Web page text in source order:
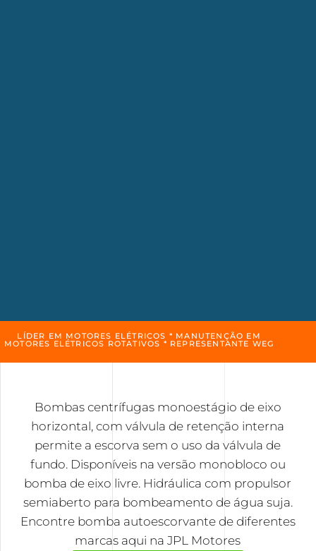
LÍDER EM MOTORES ELÉTRICOS * MANUTENÇÃO EM
MOTORES ELÉTRICOS ROTATIVOS * REPRESENTANTE WEG
Bombas centrífugas monoestágio de eixo
horizontal, com válvula de retenção interna
permite a escorva sem o uso da válvula de
fundo. Disponíveis na versão monobloco ou
bomba de eixo livre. Hidráulica com propulsor
semiaberto para bombeamento de água suja.
Encontre bomba autoescorvante de diferentes
marcas aqui na JPL Motores